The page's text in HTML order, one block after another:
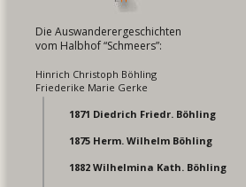
Die Auswanderergeschichten
vom Halbhof “Schmeers”:
Hinrich Christoph Böhling
Friederike Marie Gerke
1871 Diedrich Friedr. Böhling
1875 Herm. Wilhelm Böhling
1882 Wilhelmina Kath. Böhling